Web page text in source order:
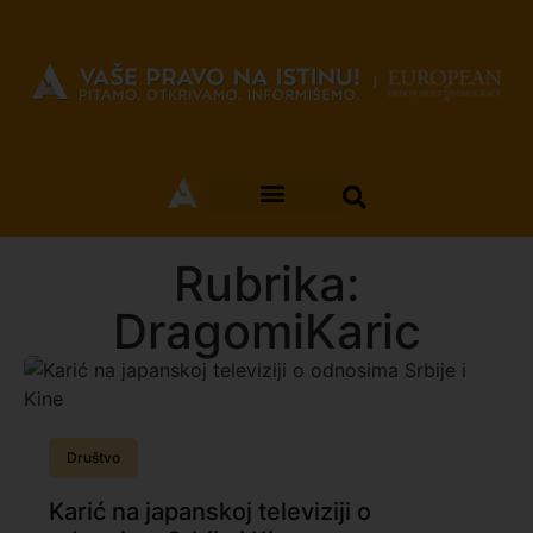
Rubrika:
DragomiKaric
Društvo
Karić na japanskoj televiziji o